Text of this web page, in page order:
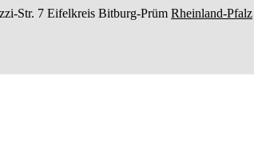
Str. 7 Eifelkreis Bitburg-Prüm Rheinland-Pfalz